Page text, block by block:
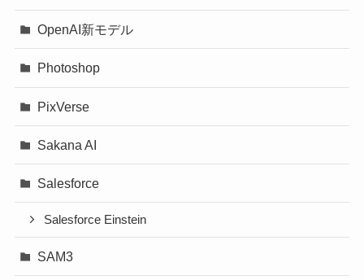
OpenAI新モデル
Photoshop
PixVerse
Sakana AI
Salesforce
Salesforce Einstein
SAM3